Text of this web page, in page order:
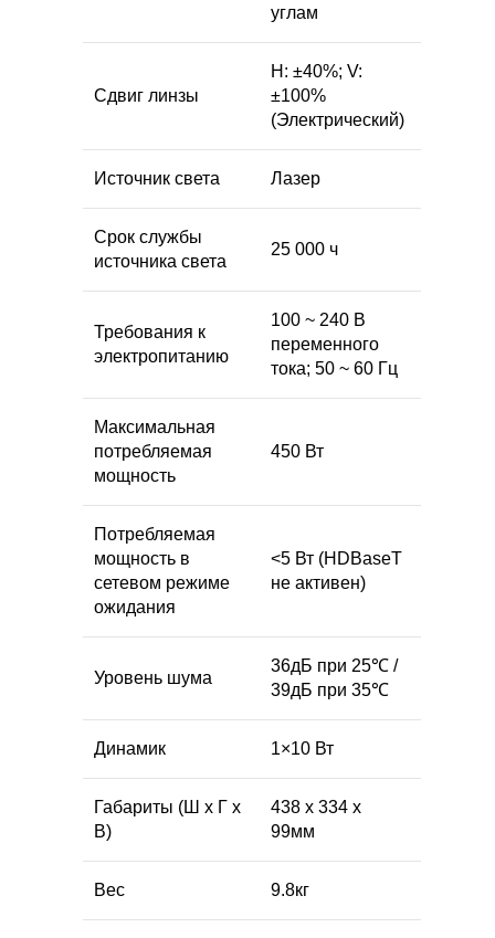
углам
Сдвиг линзы
H: ±40%; V:
±100%
(Электрический)
Источник света Лазер
Срок службы
источника света
25 000 ч
Требования к
электропитанию
100 ~ 240 В
переменного
тока; 50 ~ 60 Гц
Максимальная
потребляемая
мощность
450 Вт
Потребляемая
мощность в
сетевом режиме
ожидания
<5 Вт (HDBaseT
не активен)
Уровень шума
36дБ при 25℃ /
39дБ при 35℃
Динамик 1×10 Вт
Габариты (Ш x Г x
В)
438 x 334 x
99мм
Вес 9.8кг